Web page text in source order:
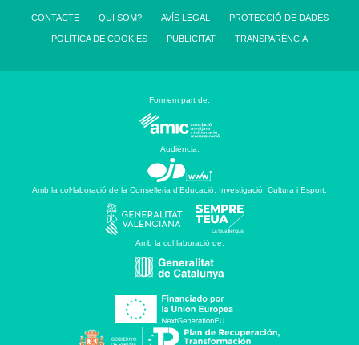
CONTACTE QUI SOM? AVÍS LEGAL PROTECCIÓ DE DADES
POLÍTICA DE COOKIES PUBLICITAT TRANSPARÈNCIA
Formem part de:
Audiència:
Amb la col·laboració de la Conselleria d’Educació, Investigació, Cultura i Esport:
Amb la col·laboració de: